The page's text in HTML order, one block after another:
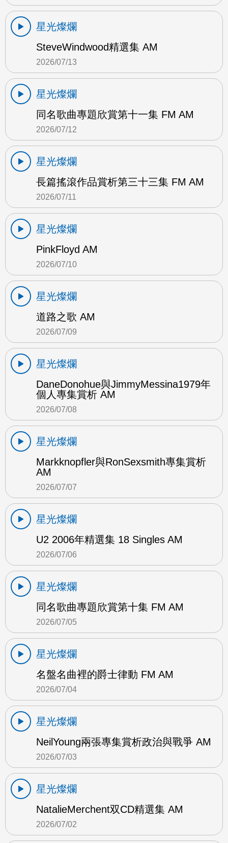
星光燦爛
SteveWindwood精選集 AM
2026/07/13
星光燦爛
同名歌曲專題欣賞第十一集 FM AM
2026/07/12
星光燦爛
長篇搖滾作品賞析第三十三集 FM AM
2026/07/11
星光燦爛
PinkFloyd AM
2026/07/10
星光燦爛
道路之歌 AM
2026/07/09
星光燦爛
DaneDonohue與JimmyMessina1979年
個人專集賞析 AM
2026/07/08
星光燦爛
Markknopfler與RonSexsmith專集賞析
AM
2026/07/07
星光燦爛
U2 2006年精選集 18 Singles AM
2026/07/06
星光燦爛
同名歌曲專題欣賞第十集 FM AM
2026/07/05
星光燦爛
名盤名曲裡的爵士律動 FM AM
2026/07/04
星光燦爛
NeilYoung兩張專集賞析政治與戰爭 AM
2026/07/03
星光燦爛
NatalieMerchent双CD精選集 AM
2026/07/02